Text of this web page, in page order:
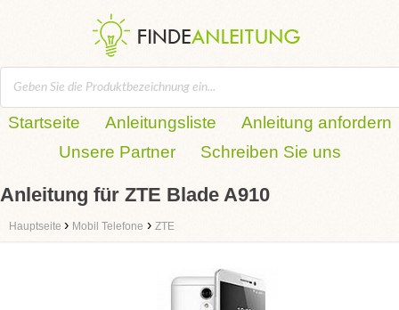
Startseite Anleitungsliste
Anleitung anfordern
Unsere Partner
Schreiben Sie uns
Anleitung für ZTE Blade A910
Hauptseite › Mobil Telefone › ZTE